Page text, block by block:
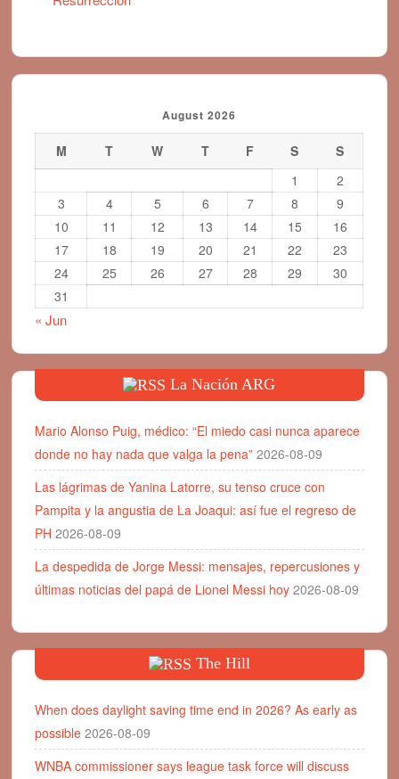
August 2026
M T W T F S
S
1
2
3
4 5 6 7 8
9
10
11 12 13 14 15
16
17
18 19 20 21 22
23
24
25 26 27 28 29
30
31
« Jun
La Nación ARG
Mario Alonso Puig, médico: “El miedo casi nunca aparece
donde no hay nada que valga la pena” 2026-08-09
Las lágrimas de Yanina Latorre, su tenso cruce con
Pampita y la angustia de La Joaqui: así fue el regreso de
PH 2026-08-09
La despedida de Jorge Messi: mensajes, repercusiones y
últimas noticias del papá de Lionel Messi hoy 2026-08-09
The Hill
When does daylight saving time end in 2026? As early as
possible 2026-08-09
WNBA commissioner says league task force will discuss